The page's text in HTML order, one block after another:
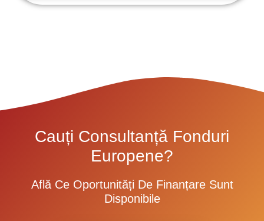
Cauți Consultanță Fonduri
Europene?
Află Ce Oportunități De Finanțare Sunt
Disponibile